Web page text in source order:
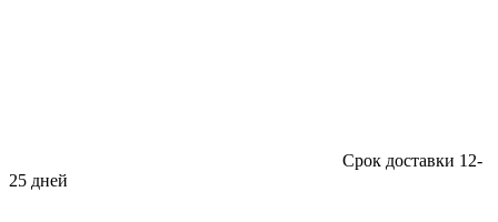
Срок доставки 12-
25 дней